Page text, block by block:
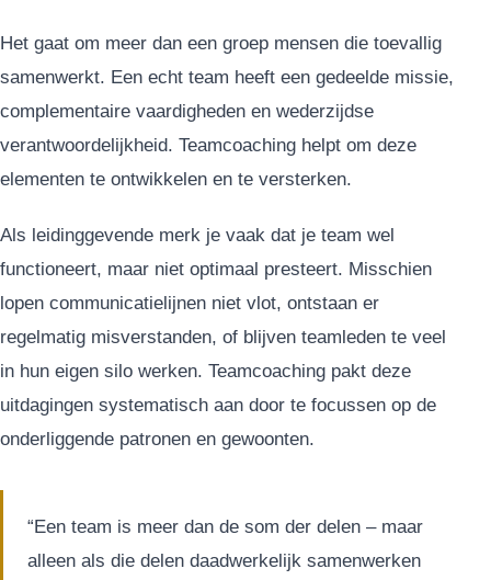
Het gaat om meer dan een groep mensen die toevallig
samenwerkt. Een echt team heeft een gedeelde missie,
complementaire vaardigheden en wederzijdse
verantwoordelijkheid. Teamcoaching helpt om deze
elementen te ontwikkelen en te versterken.
Als leidinggevende merk je vaak dat je team wel
functioneert, maar niet optimaal presteert. Misschien
lopen communicatielijnen niet vlot, ontstaan er
regelmatig misverstanden, of blijven teamleden te veel
in hun eigen silo werken. Teamcoaching pakt deze
uitdagingen systematisch aan door te focussen op de
onderliggende patronen en gewoonten.
“Een team is meer dan de som der delen – maar
alleen als die delen daadwerkelijk samenwerken